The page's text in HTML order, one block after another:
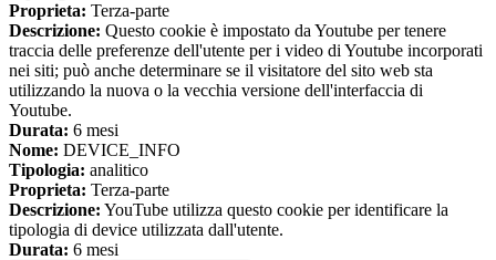
Proprieta: Terza-parte
Descrizione: Questo cookie è impostato da Youtube per tenere
traccia delle preferenze dell'utente per i video di Youtube incorporati
nei siti; può anche determinare se il visitatore del sito web sta
utilizzando la nuova o la vecchia versione dell'interfaccia di
Youtube.
Durata: 6 mesi
Nome: DEVICE_INFO
Tipologia: analitico
Proprieta: Terza-parte
Descrizione: YouTube utilizza questo cookie per identificare la
tipologia di device utilizzata dall'utente.
Durata: 6 mesi